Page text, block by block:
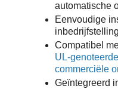
automatische
Eenvoudige
Compatibel
UL-
commerciële
Geïntegreerd